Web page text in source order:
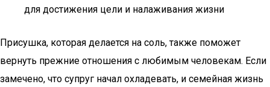
для достижения цели и налаживания жизни
Присушка, которая делается на соль, также поможет
вернуть прежние отношения с любимым человекам. Если
замечено, что супруг начал охладевать, и семейная жизнь